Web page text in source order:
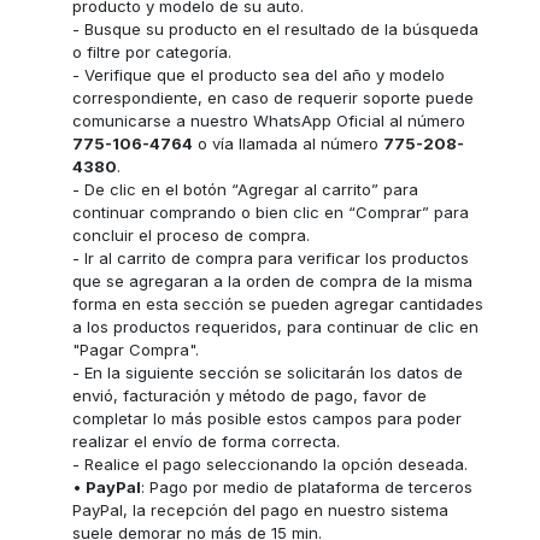
producto y modelo de su auto.
- Busque su producto en el resultado de la búsqueda
o filtre por categoría.
- Verifique que el producto sea del año y modelo
correspondiente, en caso de requerir soporte puede
comunicarse a nuestro WhatsApp Oficial al número
775-106-4764 o vía llamada al número 775-208-
4380.
- De clic en el botón “Agregar al carrito” para
continuar comprando o bien clic en “Comprar” para
concluir el proceso de compra.
- Ir al carrito de compra para verificar los productos
que se agregaran a la orden de compra de la misma
forma en esta sección se pueden agregar cantidades
a los productos requeridos, para continuar de clic en
"Pagar Compra".
- En la siguiente sección se solicitarán los datos de
envió, facturación y método de pago, favor de
completar lo más posible estos campos para poder
realizar el envío de forma correcta.
- Realice el pago seleccionando la opción deseada.
• PayPal: Pago por medio de plataforma de terceros
PayPal, la recepción del pago en nuestro sistema
suele demorar no más de 15 min.